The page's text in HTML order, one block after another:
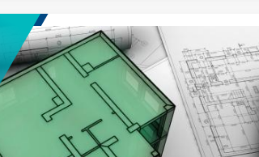
Meer demonstriert China, wie
wird. Beide Fälle
Wo das Seerecht unterwandert wird,
Sicherheit, Handlungsfähigkeit und
Ordnung ins Wanken.